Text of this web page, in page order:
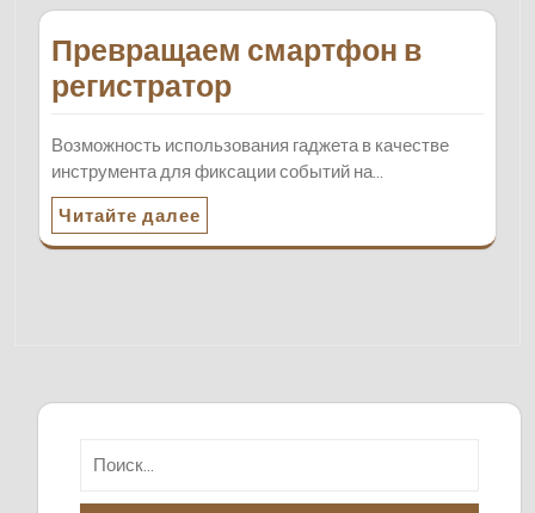
Превращаем смартфон в
регистратор
Возможность использования гаджета в качестве
инструмента для фиксации событий на…
Читайте далее